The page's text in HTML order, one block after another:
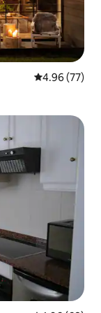
Calificación
4.96 (77)